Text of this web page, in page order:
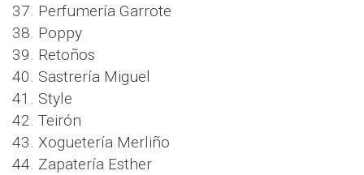
37. Perfumería Garrote
38. Poppy
39. Retoños
40. Sastrería Miguel
41. Style
42. Teirón
43. Xoguetería Merliño
44. Zapatería Esther